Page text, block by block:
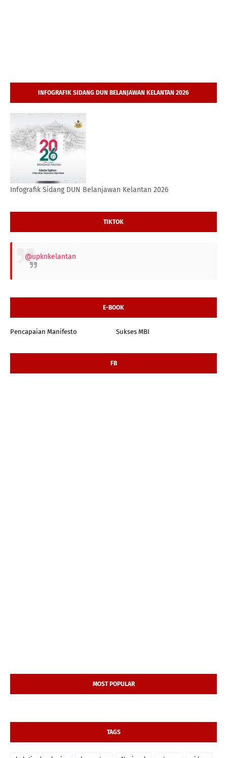
INFOGRAFIK SIDANG DUN BELANJAWAN KELANTAN 2026
Infografik Sidang DUN Belanjawan Kelantan 2026
TIKTOK
@upknkelantan
E-BOOK
Pencapaian Manifesto Sukses MBI
FB
MOST POPULAR
TAGS